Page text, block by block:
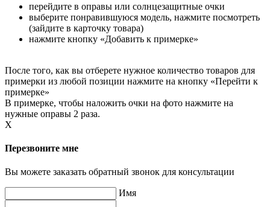
перейдите в оправы или солнцезащитные очки
выберите понравившуюся модель, нажмите посмотреть
(зайдите в карточку товара)
нажмите кнопку «Добавить к примерке»
После того, как вы отберете нужное количество товаров для
примерки из любой позиции нажмите на кнопку «Перейти к
примерке»
В примерке, чтобы наложить очки на фото нажмите на
нужные оправы 2 раза.
X
Перезвоните мне
Вы можете заказать обратный звонок для консультации
Имя